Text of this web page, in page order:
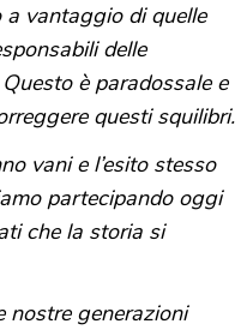
vantaggio di quelle
delle
è paradossale e
questi squilibri.
vani e l’esito stesso
partecipando oggi
che la storia si
nostre generazioni